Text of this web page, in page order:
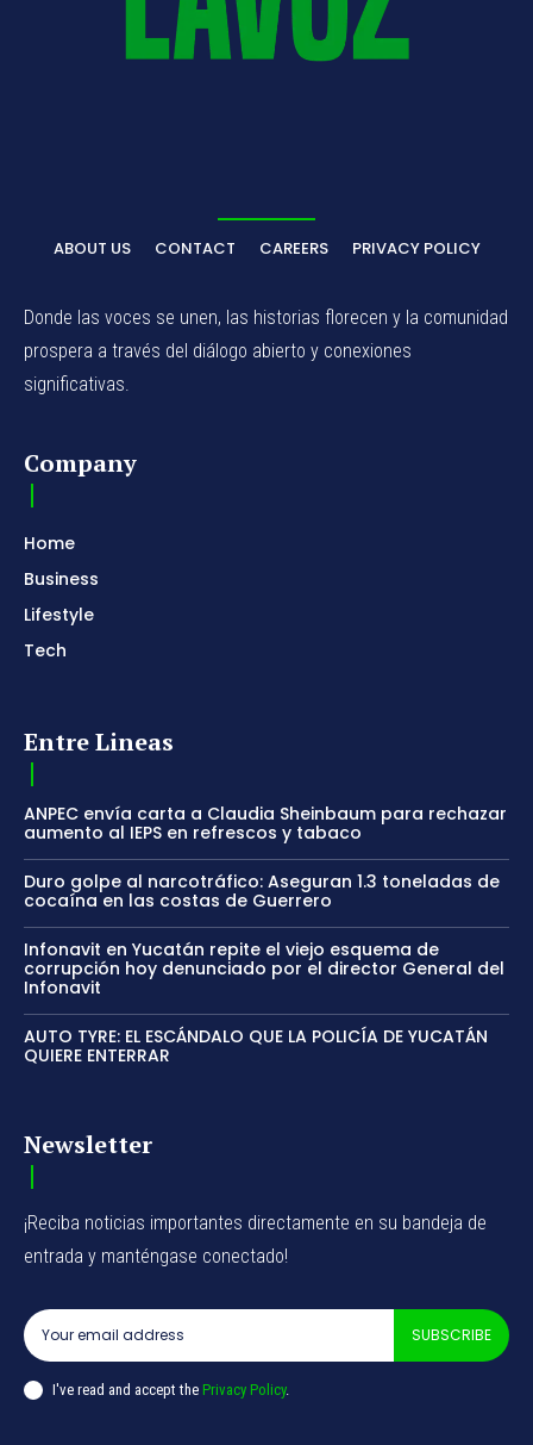
ABOUT US CONTACT CAREERS PRIVACY POLICY
Donde las voces se unen, las historias florecen y la comunidad
prospera a través del diálogo abierto y conexiones
significativas.
Company
Home
Business
Lifestyle
Tech
Entre Lineas
ANPEC envía carta a Claudia Sheinbaum para rechazar
aumento al IEPS en refrescos y tabaco
Duro golpe al narcotráfico: Aseguran 1.3 toneladas de
cocaína en las costas de Guerrero
Infonavit en Yucatán repite el viejo esquema de
corrupción hoy denunciado por el director General del
Infonavit
AUTO TYRE: EL ESCÁNDALO QUE LA POLICÍA DE YUCATÁN
QUIERE ENTERRAR
Newsletter
¡Reciba noticias importantes directamente en su bandeja de
entrada y manténgase conectado!
SUBSCRIBE
I've read and accept the Privacy Policy.